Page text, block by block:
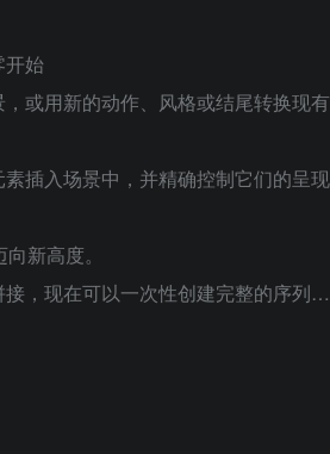
开始
或用新的动作、风格或结尾转换现有
插入场景中，并精确控制它们的呈现
新高度。
，现在可以一次性创建完整的序列